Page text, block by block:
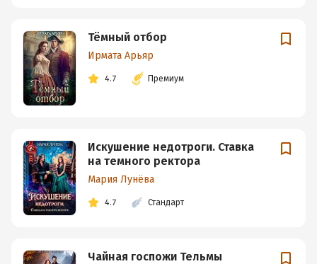
Тёмный отбор
Ирмата Арьяр
4.7 Премиум
Искушение недотроги. Ставка
на темного ректора
Мария Лунёва
4.7 Стандарт
Чайная госпожи Тельмы